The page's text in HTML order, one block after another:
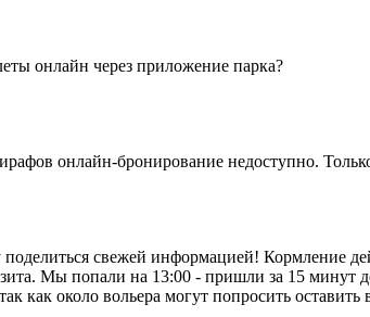
онлайн через приложение парка?
онлайн-бронирование недоступно.
свежей информацией! Кормление
Мы попали на 13:00 - пришли за 15 минут
как около вольера могут попросить